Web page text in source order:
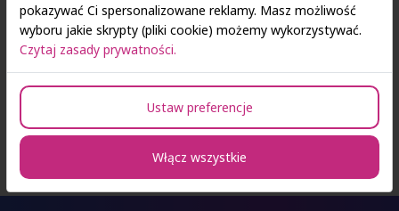
Udział w programie Erasmus+ to niesamowita przygoda, a także
szansa na zwiększenie umiejętności językowych, zdobycie
wyjątkowego doświadczenia oraz międzynarodowych
znajomości.
Termin składania aplikacji trwa do31 marca
pokazywać Ci spersonalizowane reklamy. Masz możliwość
wyboru jakie skrypty (pliki cookie) możemy wykorzystywać.
Czytaj zasady prywatności.
Ustaw preferencje
Włącz wszystkie